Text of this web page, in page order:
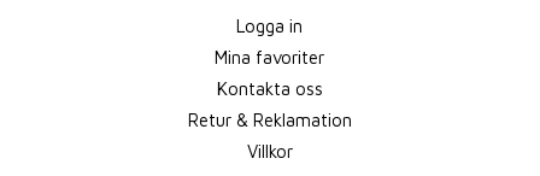
Logga in
Mina favoriter
Kontakta oss
Retur & Reklamation
Villkor